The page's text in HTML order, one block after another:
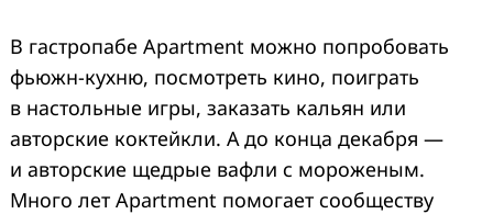
В гастропабе Apartment можно попробовать
фьюжн-кухню, посмотреть кино, поиграть
в настольные игры, заказать кальян или
авторские коктейкли. А до конца декабря —
и авторские щедрые вафли с мороженым.
Много лет Apartment помогает сообществу